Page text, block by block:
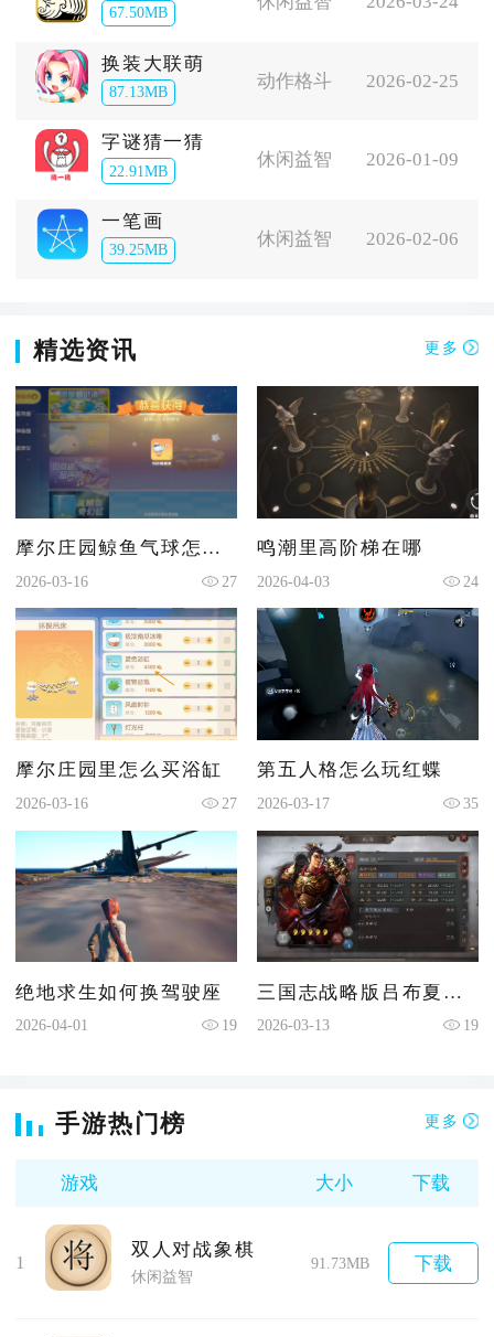
67.50MB
换装大联萌
87.13MB
动作格斗 2026-02-25
字谜猜一猜
22.91MB
休闲益智 2026-01-09
一笔画
39.25MB
休闲益智 2026-02-06
精选资讯 更多
摩尔庄园鲸鱼气球怎么获得
2026-03-16 27
鸣潮里高阶梯在哪
2026-04-03 24
摩尔庄园里怎么买浴缸
2026-03-16 27
第五人格怎么玩红蝶
2026-03-17 35
绝地求生如何换驾驶座
2026-04-01 19
三国志战略版吕布夏侯渊配什么
2026-03-13 19
手游热门榜 更多
游戏 大小 下载
1
双人对战象棋
休闲益智
91.73MB 下载